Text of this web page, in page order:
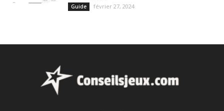
Guide février 27, 2024